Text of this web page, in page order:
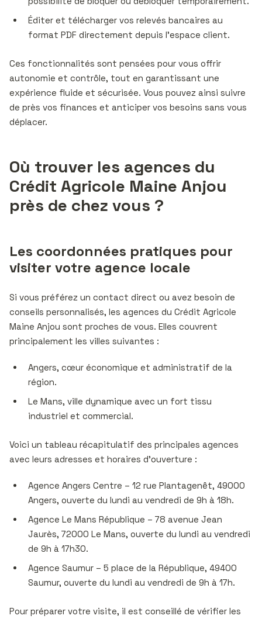
Éditer et télécharger vos relevés bancaires au
format PDF directement depuis l’espace client.
Ces fonctionnalités sont pensées pour vous offrir
autonomie et contrôle, tout en garantissant une
expérience fluide et sécurisée. Vous pouvez ainsi suivre
de près vos finances et anticiper vos besoins sans vous
déplacer.
Où trouver les agences du
Crédit Agricole Maine Anjou
près de chez vous ?
Les coordonnées pratiques pour
visiter votre agence locale
Si vous préférez un contact direct ou avez besoin de
conseils personnalisés, les agences du Crédit Agricole
Maine Anjou sont proches de vous. Elles couvrent
principalement les villes suivantes :
Angers, cœur économique et administratif de la
région.
Le Mans, ville dynamique avec un fort tissu
industriel et commercial.
Voici un tableau récapitulatif des principales agences
avec leurs adresses et horaires d’ouverture :
Agence Angers Centre – 12 rue Plantagenêt, 49000
Angers, ouverte du lundi au vendredi de 9h à 18h.
Agence Le Mans République – 78 avenue Jean
Jaurès, 72000 Le Mans, ouverte du lundi au vendredi
de 9h à 17h30.
Agence Saumur – 5 place de la République, 49400
Saumur, ouverte du lundi au vendredi de 9h à 17h.
Pour préparer votre visite, il est conseillé de vérifier les